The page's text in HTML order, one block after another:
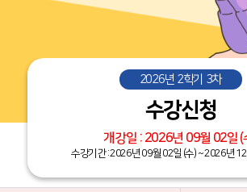
2026년 2학기 3차
수강신청
개강일 : 2026년 09월 02일 (
수강기간 : 2026년 09월 02일 (수) ~ 2026년